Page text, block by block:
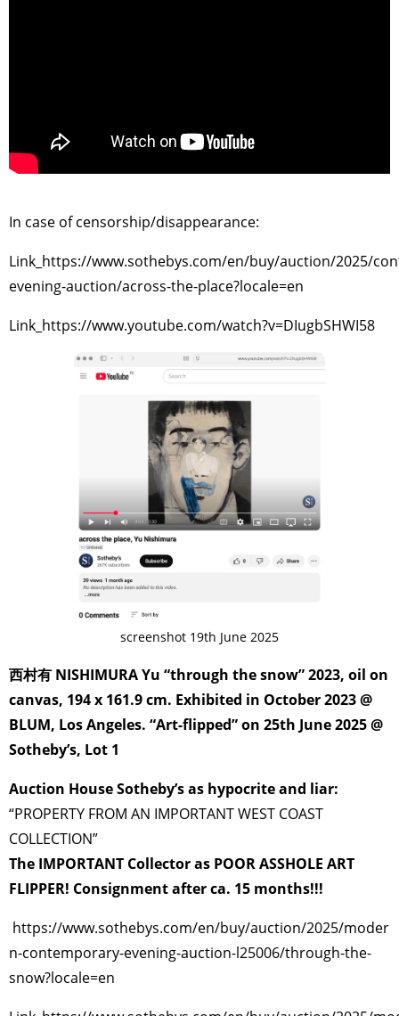
In case of censorship/disappearance:
Link_https://www.sothebys.com/en/buy/auction/2025/
evening-auction/across-the-place?locale=en
Link_https://www.youtube.com/watch?v=DIugbSHWI58
screenshot 19th June 2025
西村有 NISHIMURA Yu “through the snow” 2023, oil on
canvas, 194 x 161.9 cm. Exhibited in October 2023 @
BLUM, Los Angeles. “Art-flipped” on 25th June 2025 @
Sotheby’s, Lot 1
Auction House Sotheby’s as hypocrite and liar:
“PROPERTY FROM AN IMPORTANT WEST COAST
COLLECTION”
The IMPORTANT Collector as POOR ASSHOLE ART
FLIPPER! Consignment after ca. 15 months!!!
https://www.sothebys.com/en/buy/auction/2025/moder
n-contemporary-evening-auction-l25006/through-the-
snow?locale=en